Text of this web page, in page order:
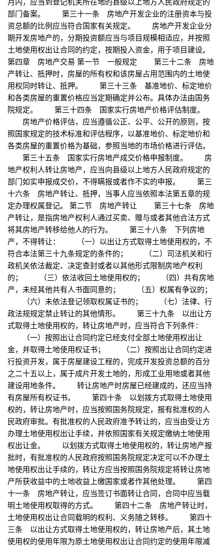
部门备案。 第三十一条 房地产开发企业的注册资本与投
资总额的比例应当符合国家有关规定。 房地产开发企业分
期开发房地产的，分期投资额应当与项目规模相适应，并按照
土地使用权出让合同的约定，按期投入资金，用于项目建设。
第四章 房地产交易 第一节 一般规定 第三十二条 房地
产转让、抵押时，房屋的所有权和该房屋占用范围内的土地使
用权同时转让、抵押。 第三十三条 基准地价、标定地价
和各类房屋的重置价格应当定期确定并公布。具体办法由国务
院规定。 第三十四条 国家实行房地产价格评估制度。
房地产价格评估，应当遵循公正、公平、公开的原则，按
照国家规定的技术标准和评估程序，以基准地价、标定地价和
各类房屋的重置价格为基础，参照当地的市场价格进行评估。
第三十五条 国家实行房地产成交价格申报制度。 房
地产权利人转让房地产，应当向县级以上地方人民政府规定的
部门如实申报成交价，不得瞒报或者作不实的申报。 第三
十六条 房地产转让、抵押，当事人应当依照本法第五章的规
定办理权属登记。 第二节 房地产转让 第三十七条 房地
产转让，是指房地产权利人通过买卖、赠与或者其他合法方式
将其房地产转移给他人的行为。 第三十八条 下列房地
产，不得转让： （一）以出让方式取得土地使用权的，不
符合本法第三十九条规定的条件的； （二）司法机关和行
政机关依法裁定、决定查封或者以其他形式限制房地产权利
的； （三）依法收回土地使用权的； （四）共有房地
产，未经其他共有人书面同意的； （五）权属有争议的；
（六）未依法登记领取权属证书的； （七）法律、行
政法规规定禁止转让的其他情形。 第三十九条 以出让方
式取得土地使用权的，转让房地产时，应当符合下列条件：
（一）按照出让合同约定已经支付全部土地使用权出让
金，并取得土地使用权证书； （二）按照出让合同约定进
行投资开发，属于房屋建设工程的，完成开发投资总额的百分
之二十五以上，属于成片开发土地的，形成工业用地或者其他
建设用地条件。 转让房地产时房屋已经建成的，还应当持
有房屋所有权证书。 第四十条 以划拨方式取得土地使用
权的，转让房地产时，应当按照国务院规定，报有批准权的人
民政府审批。有批准权的人民政府准予转让的，应当由受让方
办理土地使用权出让手续，并依照国家有关规定缴纳土地使用
权出让金。 以划拨方式取得土地使用权的，转让房地产报
批时，有批准权的人民政府按照国务院规定决定可以不办理土
地使用权出让手续的，转让方应当按照国务院规定将转让房地
产所获收益中的土地收益上缴国家或者作其他处理。 第四
十一条 房地产转让，应当签订书面转让合同，合同中应当载
明土地使用权取得的方式。 第四十二条 房地产转让时，
土地使用权出让合同载明的权利、义务随之转移。 第四十
三条 以出让方式取得土地使用权的，转让房地产后，其土地
使用权的使用年限为原土地使用权出让合同约定的使用年限减